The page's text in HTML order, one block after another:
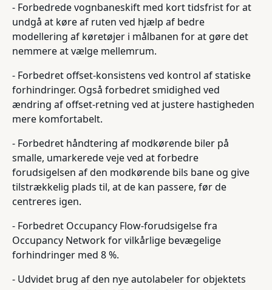
- Forbedrede vognbaneskift med kort tidsfrist for at
undgå at køre af ruten ved hjælp af bedre
modellering af køretøjer i målbanen for at gøre det
nemmere at vælge mellemrum.
- Forbedret offset-konsistens ved kontrol af statiske
forhindringer. Også forbedret smidighed ved
ændring af offset-retning ved at justere hastigheden
mere komfortabelt.
- Forbedret håndtering af modkørende biler på
smalle, umarkerede veje ved at forbedre
forudsigelsen af den modkørende bils bane og give
tilstrækkelig plads til, at de kan passere, før de
centreres igen.
- Forbedret Occupancy Flow-forudsigelse fra
Occupancy Network for vilkårlige bevægelige
forhindringer med 8 %.
- Udvidet brug af den nye autolabeler for objektets